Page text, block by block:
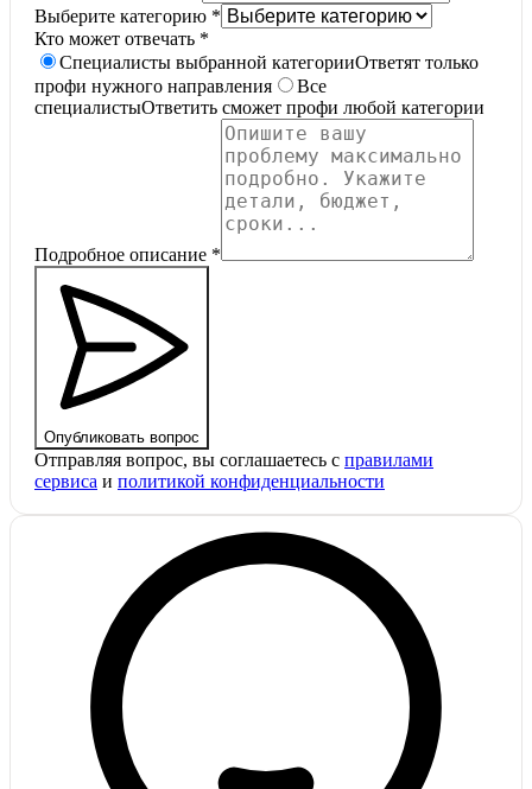
Выберите категорию *
Кто может отвечать *
Специалисты выбранной категорииОтветят только
профи нужного направления
Все
специалистыОтветить сможет профи любой категории
Подробное описание *
Опубликовать вопрос
Отправляя вопрос, вы соглашаетесь с правилами
сервиса и политикой конфиденциальности